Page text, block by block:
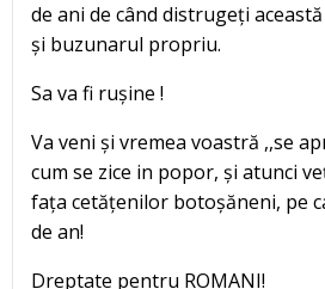
de ani de când distrugeți
și buzunarul propriu.
Sa va fi rușine !
Va veni și vremea voastră ,,se
cum se zice in popor, și atunci
fața cetățenilor botoșăneni, pe
de an!
Dreptate pentru ROMANI!